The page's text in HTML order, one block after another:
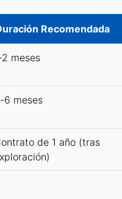
Recomendada
2 meses
6 meses
de 1 año (tras